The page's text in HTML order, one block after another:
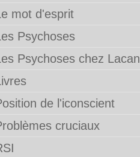
mot d'esprit
Psychoses
Psychoses chez Lacan
de l'iconscient
cruciaux